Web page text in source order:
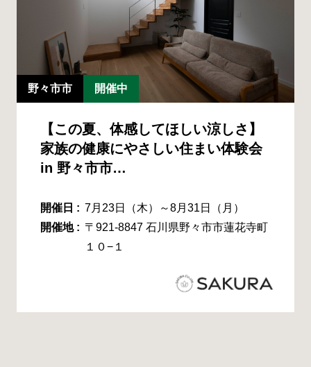
野々市市 開催中
【この夏、体感してほしい涼しさ】
家族の健康にやさしい住まい体験会
in 野々市市…
開催日 : 7月23日（木）～8月31日（月）
開催地 : 〒921-8847 石川県野々市市蓮花寺町
１０−１